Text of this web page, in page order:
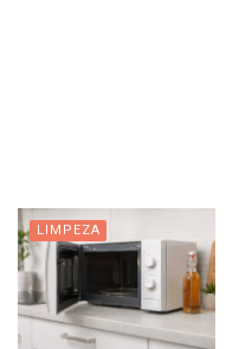
LIMPEZA